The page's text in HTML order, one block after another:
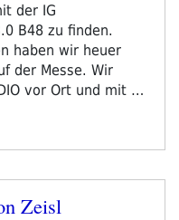
der IG
B48 zu finden.
haben wir heuer
der Messe. Wir
vor Ort und mit …
Zeisl